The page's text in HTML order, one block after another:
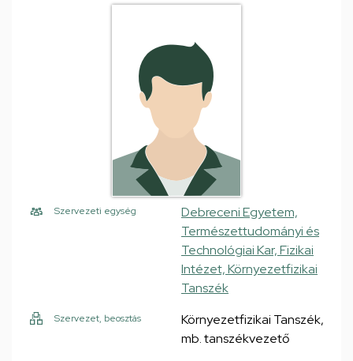
Szervezeti egység
Debreceni Egyetem,
Természettudományi és
Technológiai Kar, Fizikai
Intézet, Környezetfizikai
Tanszék
Szervezet, beosztás
Környezetfizikai Tanszék,
mb. tanszékvezető